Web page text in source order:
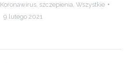
Koronawirus szczepienia Wszystkie
9 lutego 2021